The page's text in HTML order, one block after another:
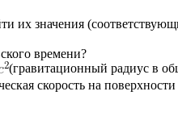
их значения
времени?
(гравитационный радиус в
скорость на